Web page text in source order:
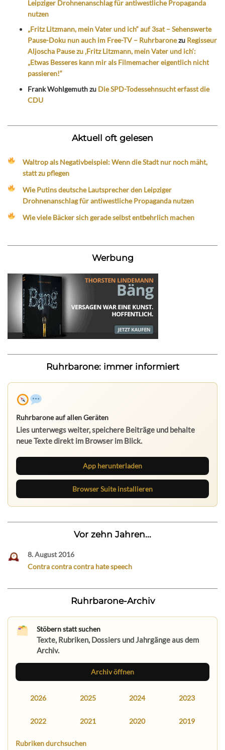
Leipziger Drohnenanschlag für antiwestliche Propaganda
nutzen
„Fritz Litzmann, mein Vater und ich“ auf 3sat – Sehenswerte
Pause-Doku nun auch im Free-TV – Ruhrbaronezu Regisseur
Aljoscha Pause zu ‚Fritz Litzmann, mein Vater und ich‘:
„Etwas Besseres kann mir als Filmemacher eigentlich nicht
passieren!“
Frank Wohlgemuthzu Die SPD-Todessehnsucht erfasst die
CDU
Aktuell oft gelesen
Waltrop als Negativbeispiel: Wenn die Stadt nur noch mäht,
statt zu pflegen
Wie Putins deutsche Lautsprecher den Leipziger
Drohnenanschlag für antiwestliche Propaganda nutzen
Wie viele Bäcker sich gerade selbst entbehrlich machen
Werbung
Ruhrbarone: immer informiert
Ruhrbarone auf allen Geräten
Lies unterwegs weiter, speichere Beiträge und behalte
neue Texte direkt im Browser im Blick.
App herunterladen
Browser Suite installieren
Vor zehn Jahren...
8. August 2016
Contra contra contra hate speech
Ruhrbarone-Archiv
Stöbern statt suchen
Texte, Rubriken, Dossiers und Jahrgänge aus dem
Archiv.
Archiv öffnen
2026 2025 2024 2023
2022 2021 2020 2019
Rubriken durchsuchen